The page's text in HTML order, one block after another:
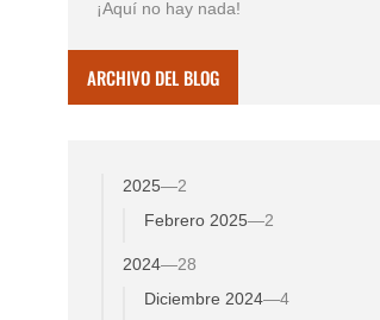
¡Aquí no hay nada!
ARCHIVO DEL BLOG
2025—2
Febrero 2025—2
2024—28
Diciembre 2024—4